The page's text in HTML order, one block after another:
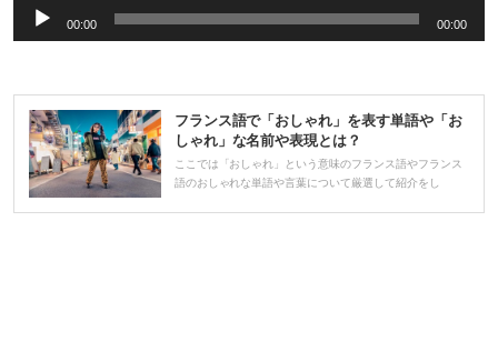
声
ー
ヤ
ー
00:00 00:00
フランス語で「おしゃれ」を表す単語や「お
しゃれ」な名前や表現とは？
ここでは「おしゃれ」という意味のフランス語やフランス
語のおしゃれな単語や言葉について厳選して紹介をし